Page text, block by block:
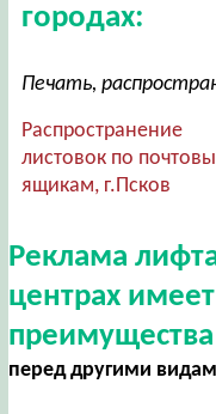
городах:
Печать,
Распространение
листовок по
ящикам, г.Псков
Реклама
центрах
преимущества
перед другими